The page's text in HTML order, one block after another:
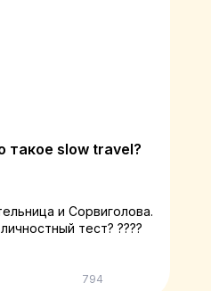
такое slow travel?
и Сорвиголова.
тест? ????
794